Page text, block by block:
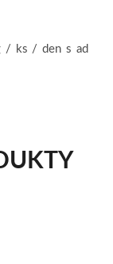
/ ks / den s ad